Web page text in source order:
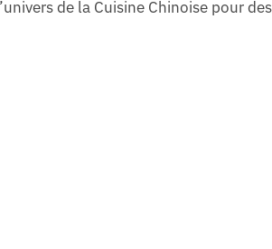
de la Cuisine Chinoise pour